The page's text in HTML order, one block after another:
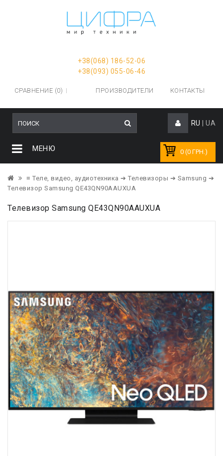
+38(068) 186-52-06
+38(093) 055-06-46
СРАВНЕНИЕ (0) ПРОИЗВОДИТЕЛИ КОНТАКТЫ
RU UA
0 (0 ГРН.)
МЕНЮ
≡ Теле, видео, аудиотехника ➔ Телевизоры ➔ Samsung ➔
Телевизор Samsung QE43QN90AAUXUA
Телевизор Samsung QE43QN90AAUXUA